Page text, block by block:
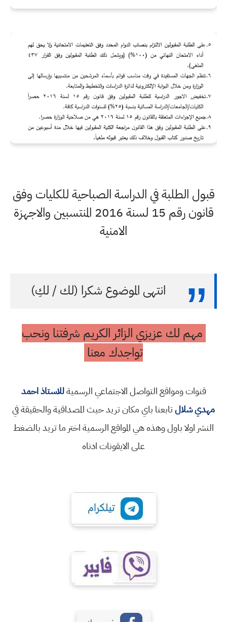
قبول الطلبة في الدراسة الصباحية للكليات وفق
قانون رقم 15 لسنة 2016 المنتسبين والاجهزة
الامنية
انتهى الموضوع شكرا (لك / لكِ)
مهم لك عزيزي الزائر الكريم شرفتنا ونحب
تواجدك معنا
قنوات ومواقع التواصل الاجتماعي الرسميةللاستاذ احمد
مهدي شلالتابعنا باي مكان تريد حيث المصداقية والحقيقة في
النشر اولا باول وهذه هي المواقع الرسمية اختر ما تريد بالضغط
على الايقونات ادناه